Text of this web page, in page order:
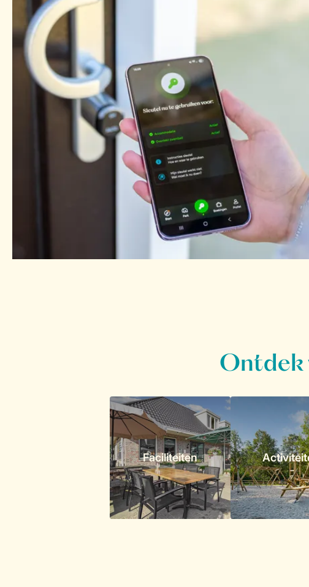
Ontdek
Faciliteiten